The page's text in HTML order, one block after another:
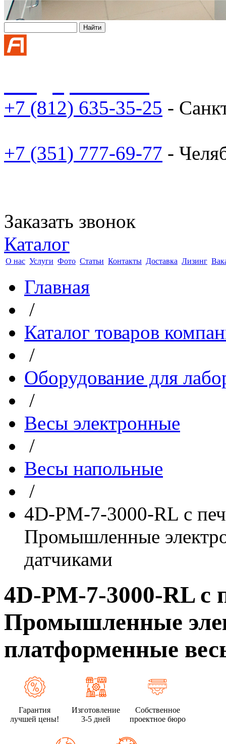
+7 (812) 635-35-25 -
+7 (351) 777-69-77 -
Заказать звонок
Каталог
О нас Услуги Фото Статьи Контакты Доставка Лизинг
Главная
/
Каталог товаров
/
Оборудование для
/
Весы электронные
/
Весы напольные
/
4D-PM-7-3000-RL с
Промышленные
датчиками
4D-PM-7-3000-RL с
Промышленные
платформенные
Гарантия
лучшей цены!
Изготовление
3-5 дней
Собственное
проектное бюро